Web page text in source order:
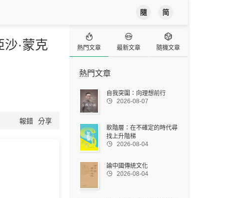
隨 简
·蒙克
報錯 分享

熱門文章

最新文章

隨機文章
熱門文章
自我突圍：向理想前行
 2026-08-07
軟階層：在不確定的時代尋
找上升階梯
 2026-08-04
論中國傳統文化
 2026-08-04